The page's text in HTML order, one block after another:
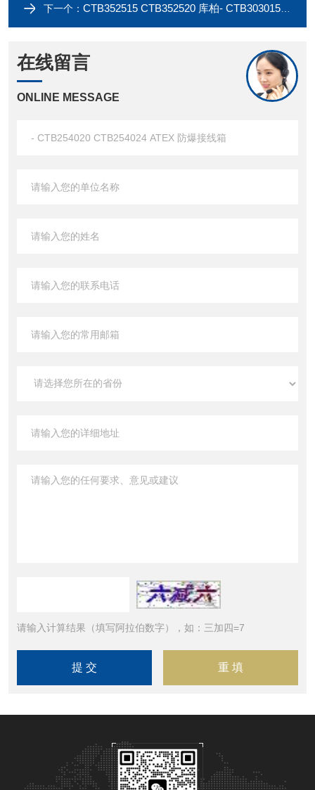
下一个： CTB352515 CTB352520 库柏- CTB303015 CTB303024 ATEX 防爆接线箱
在线留言
ONLINE MESSAGE
请输入计算结果（填写阿拉伯数字），如：三加四=7